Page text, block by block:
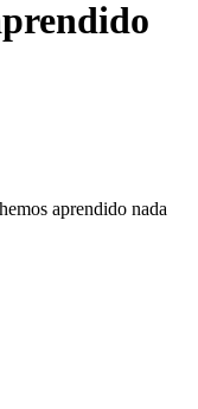
aprendido nada